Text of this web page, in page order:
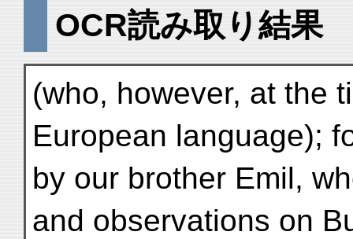
OCR読み取り結果
(who, however, at the
European language);
by our brother Emil,
and observations on